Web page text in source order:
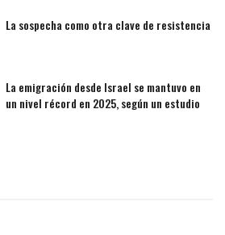
La sospecha como otra clave de resistencia
La emigración desde Israel se mantuvo en
un nivel récord en 2025, según un estudio